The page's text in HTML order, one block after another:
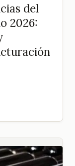
del
2026: